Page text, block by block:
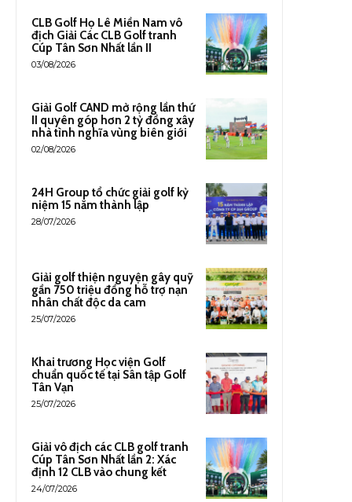
CLB Golf Họ Lê Miền Nam vô
địch Giải Các CLB Golf tranh
Cúp Tân Sơn Nhất lần II
03/08/2026
Giải Golf CAND mở rộng lần thứ
II quyên góp hơn 2 tỷ đồng xây
nhà tình nghĩa vùng biên giới
02/08/2026
24H Group tổ chức giải golf kỷ
niệm 15 năm thành lập
28/07/2026
Giải golf thiện nguyện gây quỹ
gần 750 triệu đồng hỗ trợ nạn
nhân chất độc da cam
25/07/2026
Khai trương Học viện Golf
chuẩn quốc tế tại Sân tập Golf
Tân Vạn
25/07/2026
Giải vô địch các CLB golf tranh
Cúp Tân Sơn Nhất lần 2: Xác
định 12 CLB vào chung kết
24/07/2026